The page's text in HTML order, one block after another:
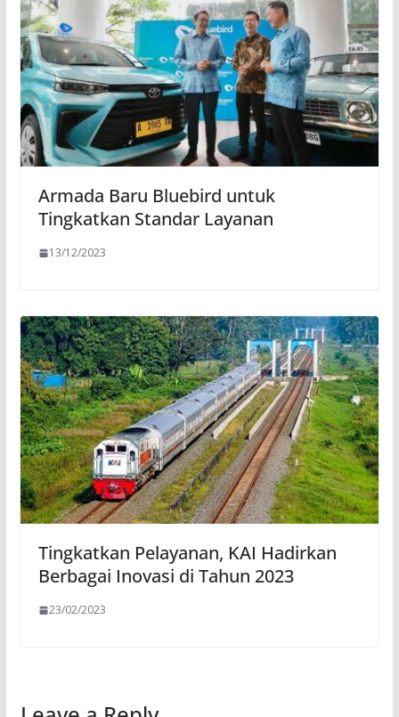
Armada Baru Bluebird untuk
Tingkatkan Standar Layanan
13/12/2023
Tingkatkan Pelayanan, KAI Hadirkan
Berbagai Inovasi di Tahun 2023
23/02/2023